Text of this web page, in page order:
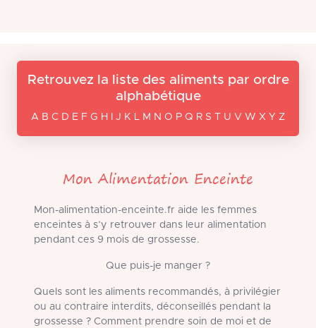
Retrouvez la liste des aliments par ordre
alphabétique
A B C D E F G H I J K L M N O P Q R S T U V W X Y Z
Mon Alimentation Enceinte
Mon-alimentation-enceinte.fr aide les femmes
enceintes à s’y retrouver dans leur alimentation
pendant ces 9 mois de grossesse.
Que puis-je manger ?
Quels sont les aliments recommandés, à privilégier
ou au contraire interdits, déconseillés pendant la
grossesse ? Comment prendre soin de moi et de